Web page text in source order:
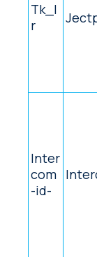
Tk_I
r
Inter
com
-id-